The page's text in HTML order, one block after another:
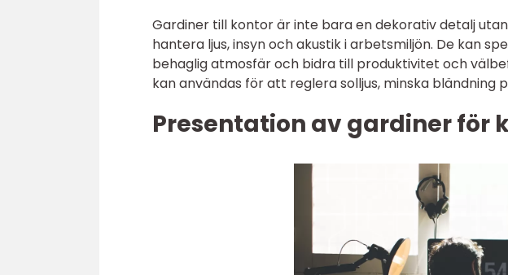
Gardiner till kontor är inte bara en dekorativ detalj
hantera ljus, insyn och akustik i arbetsmiljön. De kan
behaglig atmosfär och bidra till produktivitet och
kan användas för att reglera solljus, minska bländning
Presentation av gardiner för